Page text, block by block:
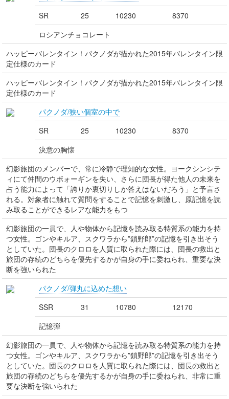
SR
25 10230
8370
ロシアンチョコレート
ハッピーバレンタイン！パクノダが描かれた2015年バレンタイン限
定仕様のカード
ハッピーバレンタイン！パクノダが描かれた2015年バレンタイン限
定仕様のカード
パクノダ/狭い個室の中で
SR
25 10230
8370
決意の胸懐
幻影旅団のメンバーで、常に冷静で理知的な女性。ヨークシンシテ
ィにて仲間のウボォーギンを失い、さらに団長が得た他人の未来を
占う能力によって「誇りか裏切りしか答えはないだろう」と予言さ
れる。対象者に触れて質問をすることで記憶を刺激し、原記憶を読
み取ることができるレアな能力をもつ
幻影旅団の一員で、人や物体から記憶を読み取る特質系の能力を持
つ女性。ゴンやキルア、スクワラから”鎖野郎”の記憶を引き出そう
としていた。団長のクロロを人質に取られた際には、団長の救出と
旅団の存続のどちらを優先するかが自身の手に委ねられ、重要な決
断を強いられた
パクノダ/弾丸に込めた想い
SSR
31 10780
12170
記憶弾
幻影旅団の一員で、人や物体から記憶を読み取る特質系の能力を持
つ女性。ゴンやキルア、スクワラから”鎖野郎”の記憶を引き出そう
としていた。団長のクロロを人質に取られた際には、団長の救出と
旅団の存続のどちらを優先するかが自身の手に委ねられ、非常に重
要な決断を強いられた